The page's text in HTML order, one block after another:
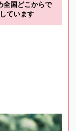
全国どこからで
ています